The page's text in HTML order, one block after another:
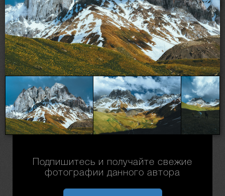
Подпишитесь и получайте свежие
фотографии данного автора